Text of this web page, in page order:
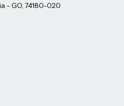
- GO, 74180-020